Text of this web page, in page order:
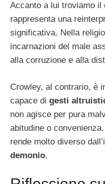
Accanto a lui troviamo il
rappresenta una
significativa. Nella
incarnazioni del male
alla corruzione e alla
Crowley, al contrario, è
capace di gesti
non agisce per pura
abitudine o
rende molto diverso
demonio.